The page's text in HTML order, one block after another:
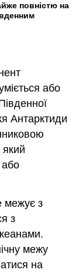
повністю на
або
Антарктиди
який
або
межує з
з
межу
на